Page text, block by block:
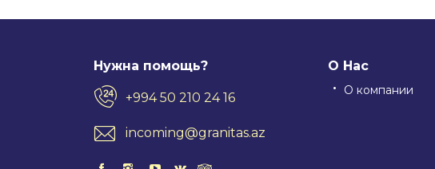
Нужна помощь?
+994 50 210 24 16
incoming@granitas.az
О Нас
О компании